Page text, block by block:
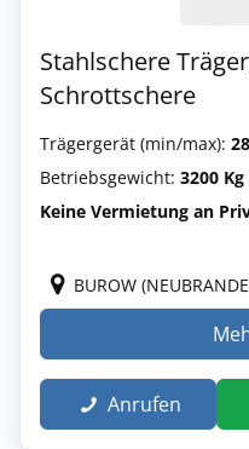
Stahlschere
Schrottschere
Trägergerät (min/max):
Betriebsgewicht: 3200 Kg
Keine Vermietung an
BUROW
Anrufen